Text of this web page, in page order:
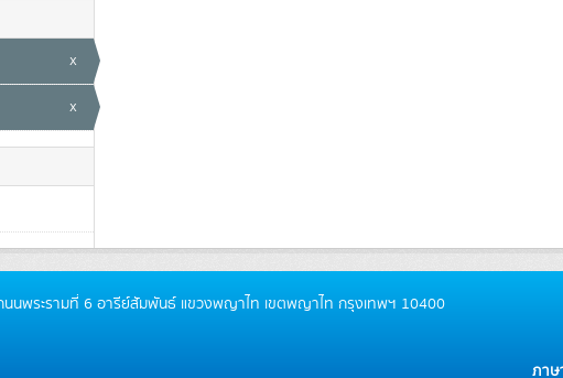
x
x
นพระรามที่ 6 อารีย์สัมพันธ์ แขวงพญาไท เขตพญาไท กรุงเทพฯ 10400
ภาษ